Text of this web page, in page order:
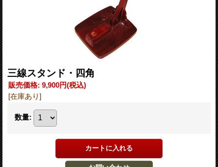
三線スタンド・四角
販売価格: 9,900円(税込)
[在庫あり]
数量: